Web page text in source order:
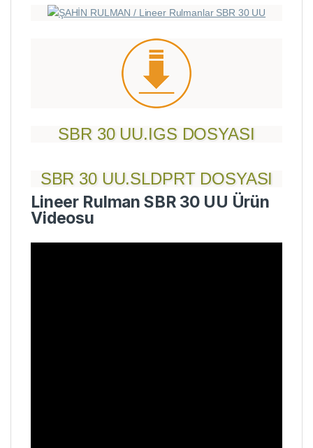
SBR 30 UU.IGS DOSYASI
SBR 30 UU.SLDPRT DOSYASI
Lineer Rulman SBR 30 UU Ürün
Videosu